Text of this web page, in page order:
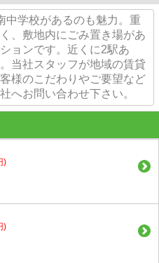
中学校があるのも魅力。重
、敷地内にごみ置き場があ
ョンです。近くに2駅あ
当社スタッフが地域の賃貸
様のこだわりやご要望など
へお問い合わせ下さい。
)
)